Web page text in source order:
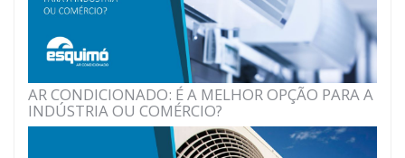
AR CONDICIONADO: É A MELHOR OPÇÃO PARA A
INDÚSTRIA OU COMÉRCIO?